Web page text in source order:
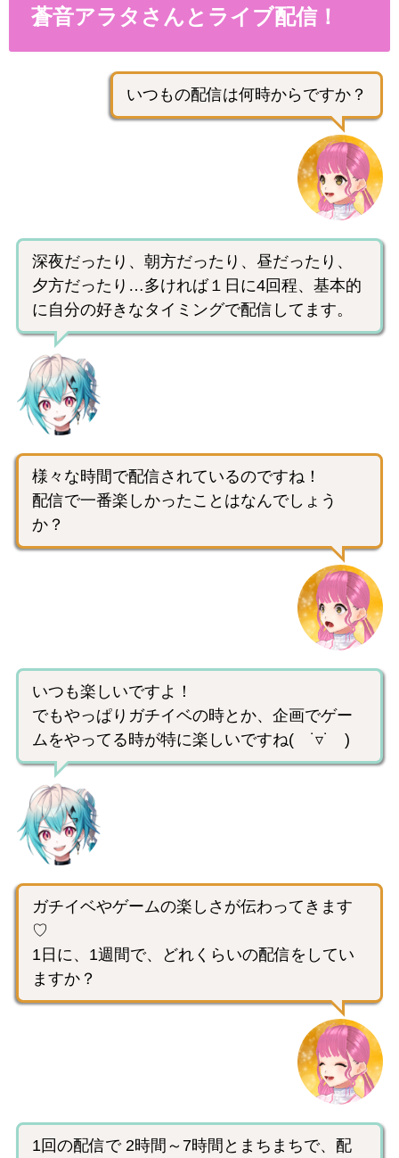
蒼音アラタさんとライブ配信！
いつもの配信は何時からですか？
深夜だったり、朝方だったり、昼だったり、
夕方だったり…多ければ１日に4回程、基本的
に自分の好きなタイミングで配信してます。
様々な時間で配信されているのですね！
配信で一番楽しかったことはなんでしょう
か？
いつも楽しいですよ！
でもやっぱりガチイベの時とか、企画でゲー
ムをやってる時が特に楽しいですね( ˙▿˙ )
ガチイベやゲームの楽しさが伝わってきます
♡
1日に、1週間で、どれくらいの配信をしてい
ますか？
1回の配信で 2時間～7時間とまちまちで、配